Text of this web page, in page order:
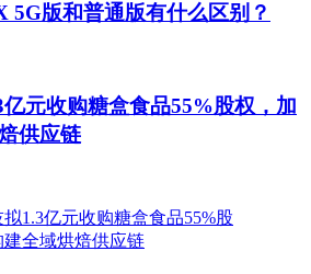
5G版和普通版有什么区别？
元收购糖盒食品55%股权，加
供应链